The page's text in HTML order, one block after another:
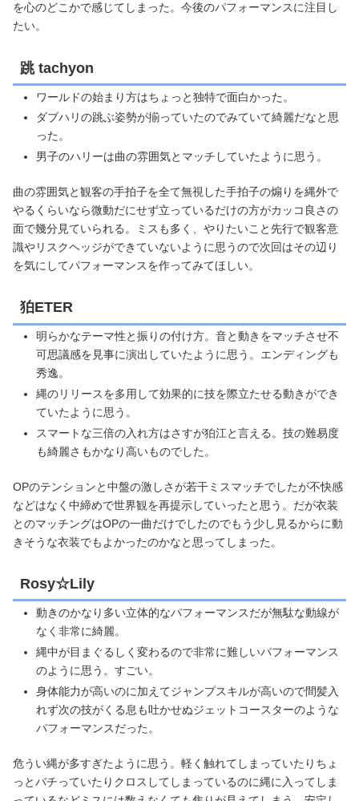
を心のどこかで感じてしまった。今後のパフォーマンスに注目し
たい。
跳 tachyon
ワールドの始まり方はちょっと独特で面白かった。
ダブハリの跳ぶ姿勢が揃っていたのでみていて綺麗だなと思
った。
男子のハリーは曲の雰囲気とマッチしていたように思う。
曲の雰囲気と観客の手拍子を全て無視した手拍子の煽りを縄外で
やるくらいなら微動だにせず立っているだけの方がカッコ良さの
面で幾分見ていられる。ミスも多く、やりたいこと先行で観客意
識やリスクヘッジができていないように思うので次回はその辺り
を気にしてパフォーマンスを作ってみてほしい。
狛ETER
明らかなテーマ性と振りの付け方。音と動きをマッチさせ不
可思議感を見事に演出していたように思う。エンディングも
秀逸。
縄のリリースを多用して効果的に技を際立たせる動きができ
ていたように思う。
スマートな三倍の入れ方はさすが狛江と言える。技の難易度
も綺麗さもかなり高いものでした。
OPのテンションと中盤の激しさが若干ミスマッチでしたが不快感
などはなく中締めで世界観を再提示していったと思う。だが衣装
とのマッチングはOPの一曲だけでしたのでもう少し見るからに動
きそうな衣装でもよかったのかなと思ってしまった。
Rosy☆Lily
動きのかなり多い立体的なパフォーマンスだが無駄な動線が
なく非常に綺麗。
縄中が目まぐるしく変わるので非常に難しいパフォーマンス
のように思う。すごい。
身体能力が高いのに加えてジャンプスキルが高いので間髪入
れず次の技がくる息も吐かせぬジェットコースターのような
パフォーマンスだった。
危うい縄が多すぎたように思う。軽く触れてしまっていたりちょ
っとバチっていたりクロスしてしまっているのに縄に入ってしま